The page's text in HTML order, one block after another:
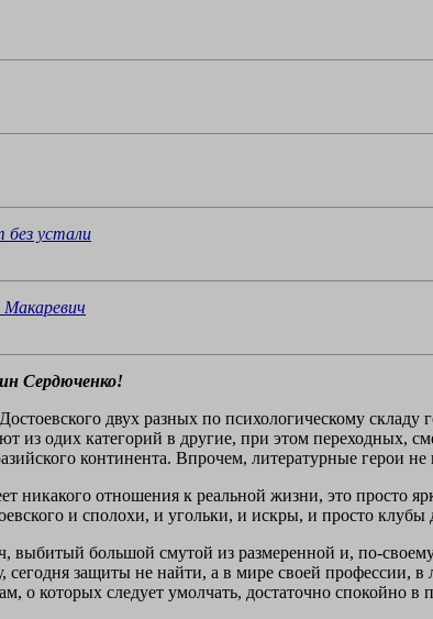
без устали
Сердюченко!
двух разных по психологическому складу
из одих категорий в другие, при этом переходных,
континента. Впрочем, литературные герои
никакого отношения к реальной жизни, это просто
и сполохи, и угольки, и искры, и просто
выбитый большой смутой из размеренной и, по-
сегодня защиты не найти, а в мире своей профессии,
о которых следует умолчать, достаточно спокойно в